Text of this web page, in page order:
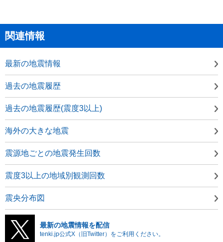
関連情報
最新の地震情報
過去の地震履歴
過去の地震履歴(震度3以上)
海外の大きな地震
震源地ごとの地震発生回数
震度3以上の地域別観測回数
震央分布図
最新の地震情報を配信
tenki.jp公式X（旧Twitter）をご利用ください。